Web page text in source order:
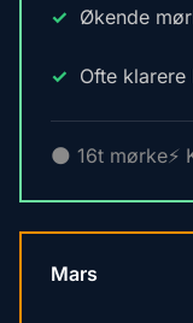
Økende
Ofte klarere
🌑 16t mørke
Mars